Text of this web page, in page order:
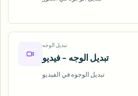
تبديل الوجه
تبديل الوجه - فيديو
تبديل الوجوه في الفيديو